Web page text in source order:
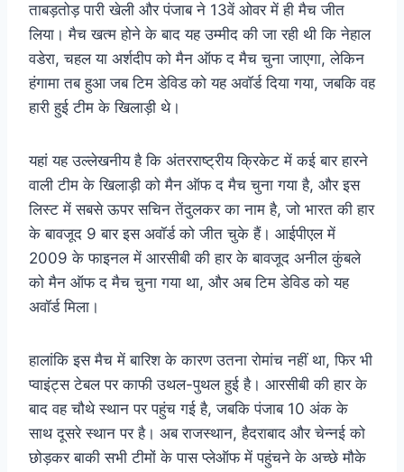
ताबड़तोड़ पारी खेली और पंजाब ने 13वें ओवर में ही मैच जीत
लिया। मैच खत्म होने के बाद यह उम्मीद की जा रही थी कि नेहाल
वडेरा, चहल या अर्शदीप को मैन ऑफ द मैच चुना जाएगा, लेकिन
हंगामा तब हुआ जब टिम डेविड को यह अवॉर्ड दिया गया, जबकि वह
हारी हुई टीम के खिलाड़ी थे।
यहां यह उल्लेखनीय है कि अंतरराष्ट्रीय क्रिकेट में कई बार हारने
वाली टीम के खिलाड़ी को मैन ऑफ द मैच चुना गया है, और इस
लिस्ट में सबसे ऊपर सचिन तेंदुलकर का नाम है, जो भारत की हार
के बावजूद 9 बार इस अवॉर्ड को जीत चुके हैं। आईपीएल में
2009 के फाइनल में आरसीबी की हार के बावजूद अनील कुंबले
को मैन ऑफ द मैच चुना गया था, और अब टिम डेविड को यह
अवॉर्ड मिला।
हालांकि इस मैच में बारिश के कारण उतना रोमांच नहीं था, फिर भी
प्वाइंट्स टेबल पर काफी उथल-पुथल हुई है। आरसीबी की हार के
बाद वह चौथे स्थान पर पहुंच गई है, जबकि पंजाब 10 अंक के
साथ दूसरे स्थान पर है। अब राजस्थान, हैदराबाद और चेन्नई को
छोड़कर बाकी सभी टीमों के पास प्लेऑफ में पहुंचने के अच्छे मौके